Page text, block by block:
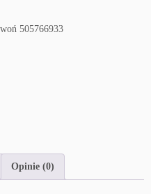
505766933
Opinie (0)